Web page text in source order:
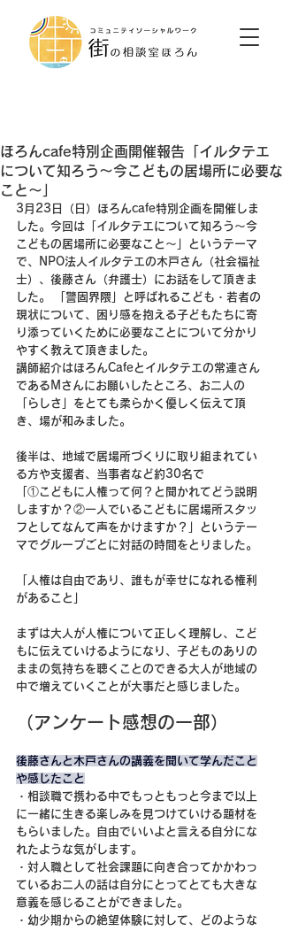
ほろんcafe特別企画開催報告「イルタテエ
について知ろう～今こどもの居場所に必要な
こと～」
3月23日（日）ほろんcafe特別企画を開催しま
した。今回は 「イルタテエについて知ろう～今
こどもの居場所に必要なこと～」 というテーマ
で、NPO法人イルタテエの木戸さん（社会福祉
士）、後藤さん（弁護士）にお話をして頂きま
した。 「 警固界隈」と呼ばれるこども・若者の
現状について、困り感を抱える子どもたちに寄
り添っていくために必要なことについて分かり
やすく教えて頂きました。
講師紹介はほろんCafeとイルタテエの常連さん
であるMさんにお願いしたところ、お二人の
「らしさ」をとても柔らかく優しく伝えて頂
き、場が和みました。
後半は、地域で居場所づくりに取り組まれてい
る方や支援者、当事者など約30名で
「①こどもに人権って何？と聞かれてどう説明
しますか？②一人でいるこどもに居場所スタッ
フとしてなんて声をかけますか？」というテー
マでグループごとに対話の時間をとりました。
「人権は自由であり、誰もが幸せになれる権利
があること」
まずは大人が人権について正しく理解し、こど
もに伝えていけるようになり、子どものありの
ままの気持ちを聴くことのできる大人が地域の
中で増えていくことが大事だと感じました。
（アンケート感想の一部）
後藤さんと木戸さんの講義を聞いて学んだこと
や感じたこと
・相談職で携わる中でもっともっと今まで以上
に一緒に生きる楽しみを見つけていける題材を
もらいました。自由でいいよと言える自分にな
れたような気がします。
・対人職として社会課題に向き合ってかかわっ
ているお二人の話は自分にとってとても大きな
意義を感じることができました。
・幼少期からの絶望体験に対して、どのような